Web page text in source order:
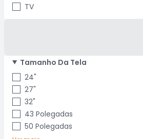
TV
Tamanho Da Tela
24"
27"
32"
43 Polegadas
50 Polegadas